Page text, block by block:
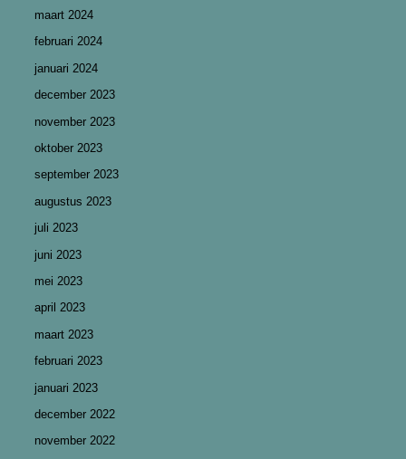
maart 2024
februari 2024
januari 2024
december 2023
november 2023
oktober 2023
september 2023
augustus 2023
juli 2023
juni 2023
mei 2023
april 2023
maart 2023
februari 2023
januari 2023
december 2022
november 2022